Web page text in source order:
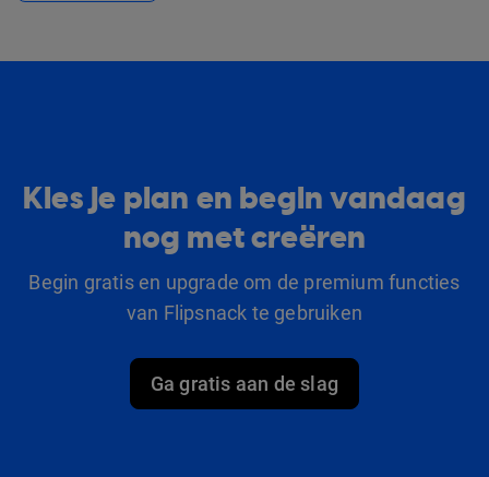
Kies je plan en begin vandaag
nog met creëren
Begin gratis en upgrade om de premium functies
van Flipsnack te gebruiken
Ga gratis aan de slag